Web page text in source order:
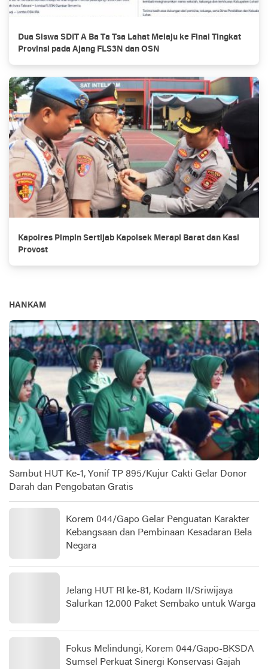
Dua Siswa SDIT A Ba Ta Tsa Lahat Melaju ke Final Tingkat
Provinsi pada Ajang FLS3N dan OSN
Kapolres Pimpin Sertijab Kapolsek Merapi Barat dan Kasi
Provost
HANKAM
Sambut HUT Ke-1, Yonif TP 895/Kujur Cakti Gelar Donor
Darah dan Pengobatan Gratis
Korem 044/Gapo Gelar Penguatan Karakter
Kebangsaan dan Pembinaan Kesadaran Bela
Negara
Jelang HUT RI ke-81, Kodam II/Sriwijaya
Salurkan 12.000 Paket Sembako untuk Warga
Fokus Melindungi, Korem 044/Gapo-BKSDA
Sumsel Perkuat Sinergi Konservasi Gajah